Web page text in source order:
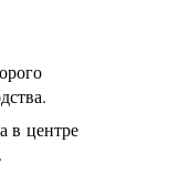
в центре